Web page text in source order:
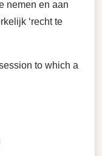
nemen en aan
‘recht te
to which a